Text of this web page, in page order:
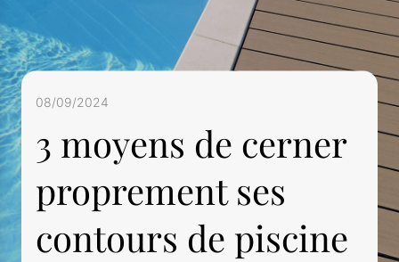
08/09/2024
3 moyens de cerner
proprement ses
contours de piscine